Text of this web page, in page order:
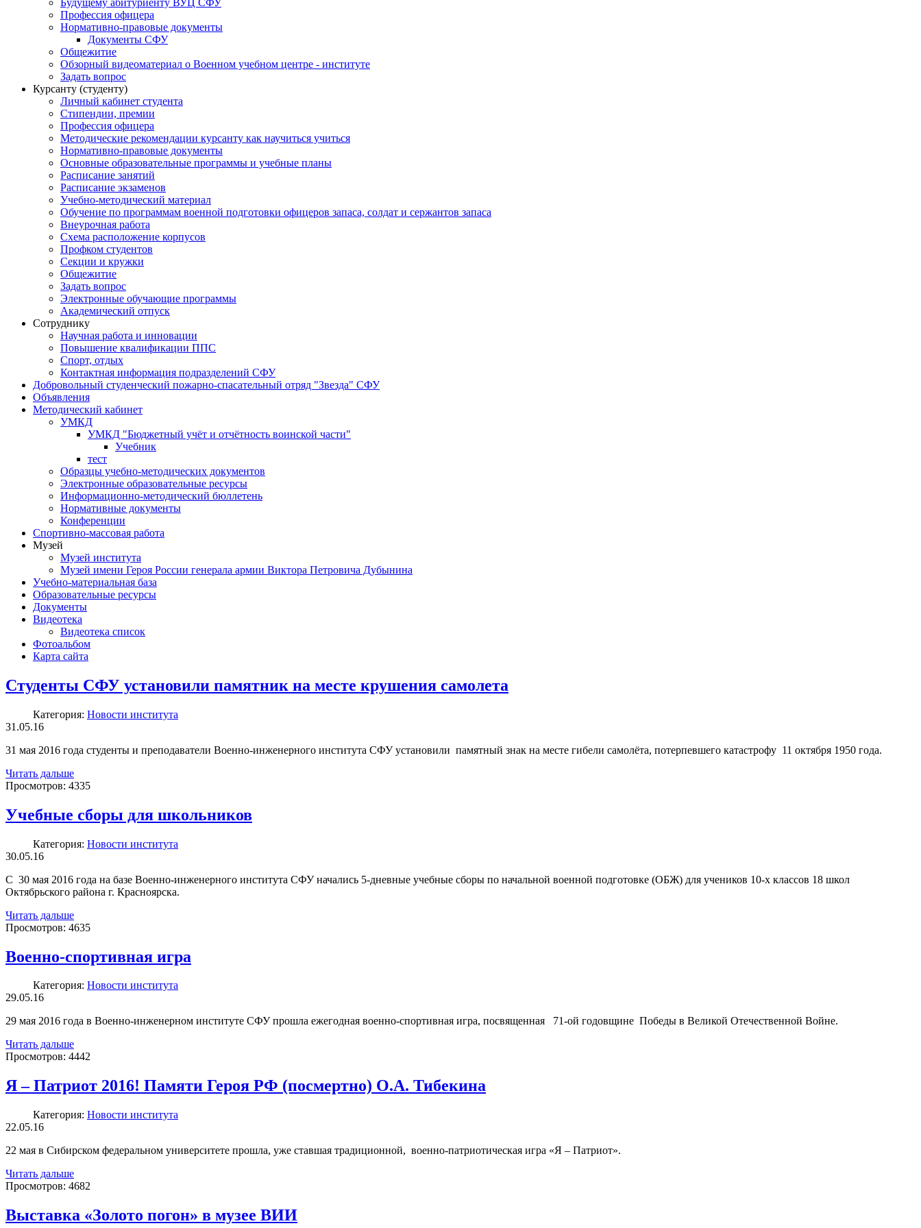
Будущему абитуриенту ВУЦ СФУ
Профессия офицера
Нормативно-правовые документы
Документы СФУ
Общежитие
Обзорный видеоматериал о Военном учебном центре - институте
Задать вопрос
Курсанту (студенту)
Личный кабинет студента
Стипендии, премии
Профессия офицера
Методические рекомендации курсанту как научиться учиться
Нормативно-правовые документы
Основные образовательные программы и учебные планы
Расписание занятий
Расписание экзаменов
Учебно-методический материал
Обучение по программам военной подготовки офицеров запаса, солдат и сержантов запаса
Внеурочная работа
Схема расположение корпусов
Профком студентов
Секции и кружки
Общежитие
Задать вопрос
Электронные обучающие программы
Академический отпуск
Сотруднику
Научная работа и инновации
Повышение квалификации ППС
Спорт, отдых
Контактная информация подразделений СФУ
Добровольный студенческий пожарно-спасательный отряд "Звезда" СФУ
Объявления
Методический кабинет
УМКД
УМКД "Бюджетный учёт и отчётность воинской части"
Учебник
тест
Образцы учебно-методических документов
Электронные образовательные ресурсы
Информационно-методический бюллетень
Нормативные документы
Конференции
Спортивно-массовая работа
Музей
Музей института
Музей имени Героя России генерала армии Виктора Петровича Дубынина
Учебно-материальная база
Образовательные ресурсы
Документы
Видеотека
Видеотека список
Фотоальбом
Карта сайта
Студенты СФУ установили памятник на месте крушения самолета
Категория: Новости института
31.05.16
31 мая 2016 года студенты и преподаватели Военно-инженерного института СФУ установили памятный знак на месте гибели самолёта, потерпевшего катастрофу 11 октября 1950 года.
Читать дальше
Просмотров: 4335
Учебные сборы для школьников
Категория: Новости института
30.05.16
С 30 мая 2016 года на базе Военно-инженерного института СФУ начались 5-дневные учебные сборы по начальной военной подготовке (ОБЖ) для учеников 10-х классов 18 школ
Октябрьского района г. Красноярска.
Читать дальше
Просмотров: 4635
Военно-спортивная игра
Категория: Новости института
29.05.16
29 мая 2016 года в Военно-инженерном институте СФУ прошла ежегодная военно-спортивная игра, посвященная 71-ой годовщине Победы в Великой Отечественной Войне.
Читать дальше
Просмотров: 4442
Я – Патриот 2016! Памяти Героя РФ (посмертно) О.А. Тибекина
Категория: Новости института
22.05.16
22 мая в Сибирском федеральном университете прошла, уже ставшая традиционной, военно-патриотическая игра «Я – Патриот».
Читать дальше
Просмотров: 4682
Выставка «Золото погон» в музее ВИИ